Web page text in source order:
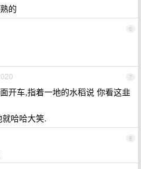
的
6
7
开车,指着一地的水稻说 你看这韭
哈哈大笑.
8